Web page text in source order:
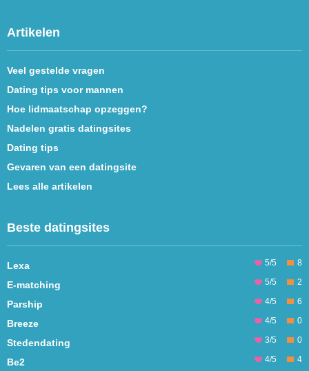
Artikelen
Veel gestelde vragen
Dating tips voor mannen
Hoe lidmaatschap opzeggen?
Nadelen gratis datingsites
Dating tips
Gevaren van een datingsite
Lees alle artikelen
Beste datingsites
Lexa 8
5/5
E-matching 2
5/5
Parship 6
4/5
Breeze 0
4/5
Stedendating 0
3/5
Be2 4
4/5